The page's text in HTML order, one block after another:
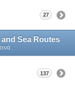
27
and Sea Routes
.
137